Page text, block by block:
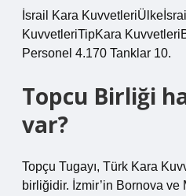
İsrail Kara
KuvvetleriTipKara
Personel 4.170 Tanklar 10.
Topcu Birliği
var?
Topçu Tugayı, Türk Kara
birliğidir. İzmir’in Bornova